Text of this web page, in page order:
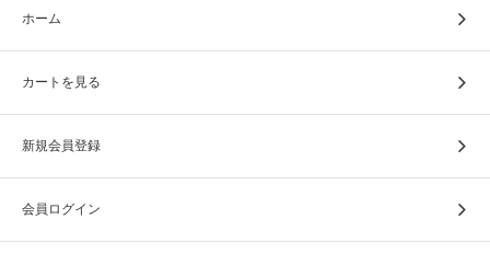
ホーム
カートを見る
新規会員登録
会員ログイン